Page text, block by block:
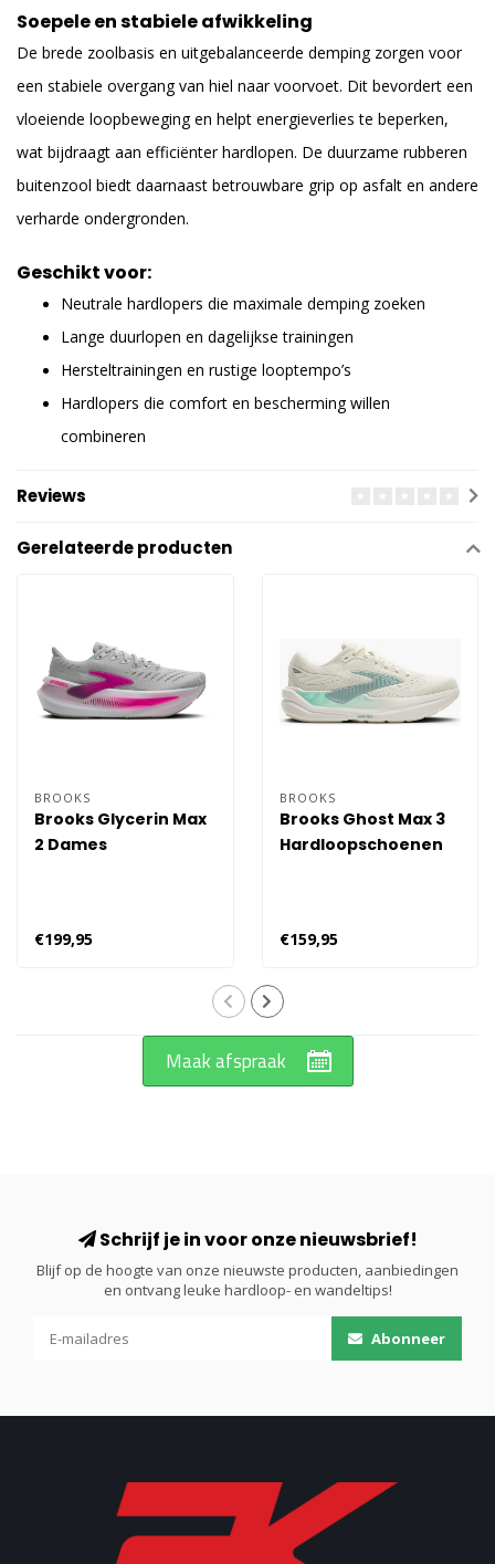
Soepele en stabiele afwikkeling
De brede zoolbasis en uitgebalanceerde demping zorgen voor
een stabiele overgang van hiel naar voorvoet. Dit bevordert een
vloeiende loopbeweging en helpt energieverlies te beperken,
wat bijdraagt aan efficiënter hardlopen. De duurzame rubberen
buitenzool biedt daarnaast betrouwbare grip op asfalt en andere
verharde ondergronden.
Geschikt voor:
Neutrale hardlopers die maximale demping zoeken
Lange duurlopen en dagelijkse trainingen
Hersteltrainingen en rustige looptempo’s
Hardlopers die comfort en bescherming willen
combineren
Reviews
Gerelateerde producten
BROOKS
Brooks Glycerin Max
2 Dames
€199,95
BROOKS
Brooks Ghost Max 3
Hardloopschoenen
€159,95
Maak afspraak
Schrijf je in voor onze nieuwsbrief!
Blijf op de hoogte van onze nieuwste producten, aanbiedingen
en ontvang leuke hardloop- en wandeltips!
Abonneer